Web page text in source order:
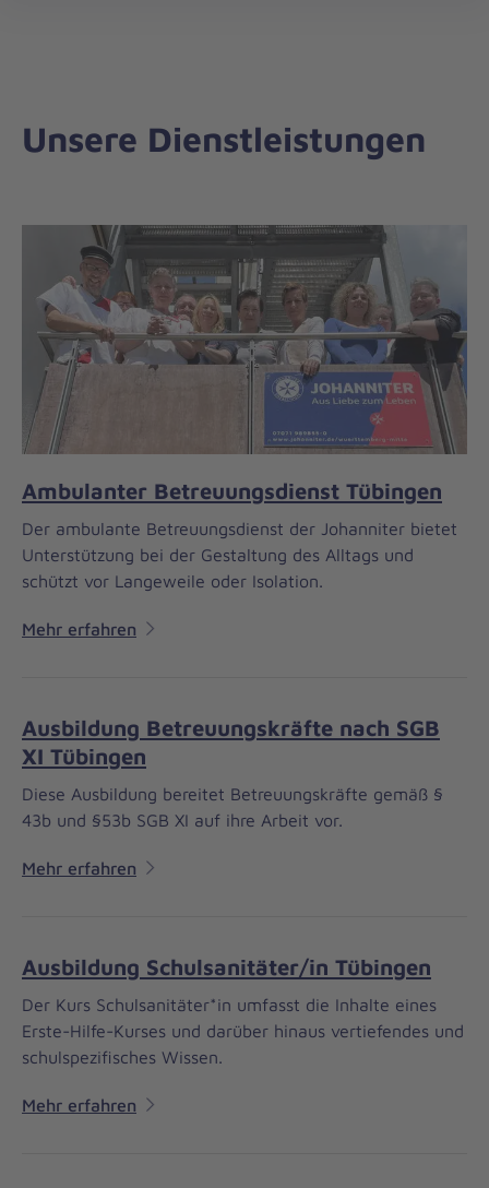
Unsere Dienstleistungen
Ambulanter Betreuungsdienst Tübingen
Der ambulante Betreuungsdienst der Johanniter bietet
Unterstützung bei der Gestaltung des Alltags und
schützt vor Langeweile oder Isolation.
Mehr erfahren
Ausbildung Betreuungskräfte nach SGB
XI Tübingen
Diese Ausbildung bereitet Betreuungskräfte gemäß §
43b und §53b SGB XI auf ihre Arbeit vor.
Mehr erfahren
Ausbildung Schulsanitäter/in Tübingen
Der Kurs Schulsanitäter*in umfasst die Inhalte eines
Erste-Hilfe-Kurses und darüber hinaus vertiefendes und
schulspezifisches Wissen.
Mehr erfahren